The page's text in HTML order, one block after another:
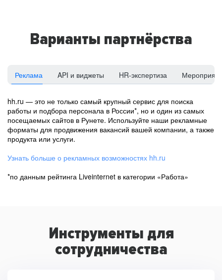
Варианты партнёрства
Реклама API и виджеты HR-экспертиза
hh.ru — это не только самый крупный сервис для поиска
работы и подбора персонала в России*, но и один из самых
посещаемых сайтов в Рунете. Используйте наши рекламные
форматы для продвижения вакансий вашей компании, а также
продукта или услуги.
Узнать больше о рекламных возможностях hh.ru
*по данным рейтинга Liveinternet в категории «Работа»
Инструменты для
сотрудничества